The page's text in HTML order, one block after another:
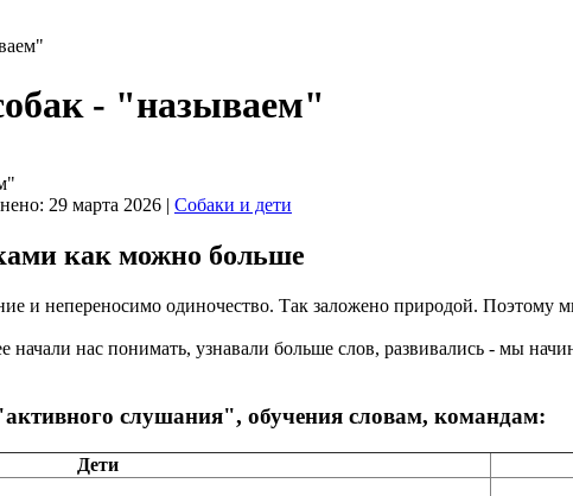
- "называем"
29 марта 2026 | Собаки и дети
как можно больше
и непереносимо одиночество. Так заложено природой.
нас понимать, узнавали больше слов, развивались - мы
слушания", обучения словам, командам:
Дети